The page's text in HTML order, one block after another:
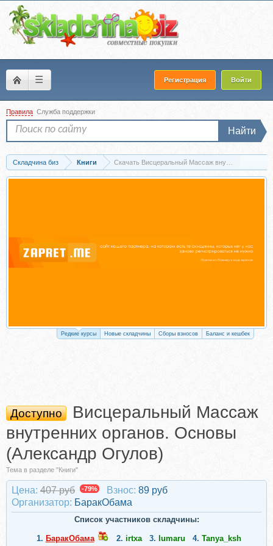
☰ Регистрация Войти
Правила Служба поддержки
Найти
Складчина биз Книги Скачать Висцеральный Массаж внутренних
Редкие курсы Новые складчины Сборы взносов Баланс и кешбек
Доступно
Висцеральный Массаж
внутренних органов. Основы
(Александр Огулов)
Тема в разделе "Книги"
Цена: 407 руб -79% Взнос: 89 руб
Организатор: БаракОбама
Список участников складчины:
1. БаракОбама 2. irtxa 3. lumaru 4. Tanya_ksh